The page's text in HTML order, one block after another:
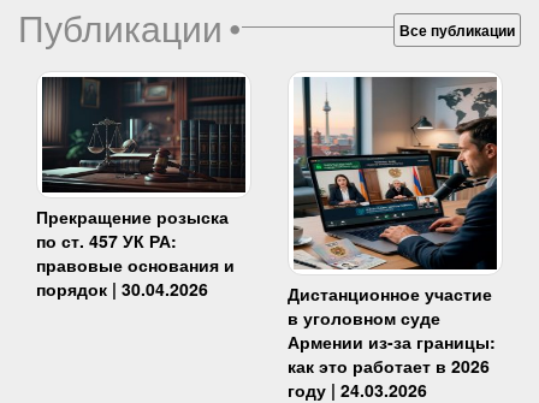
Публикации• Все публикации
Прекращение розыска
по ст. 457 УК РА:
правовые основания и
порядок | 30.04.2026
Дистанционное участие
в уголовном суде
Армении из-за границы:
как это работает в 2026
году | 24.03.2026